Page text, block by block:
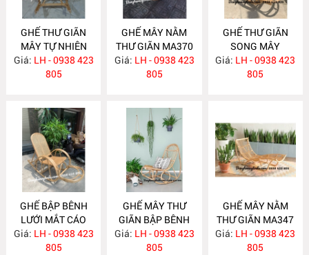
GHẾ THƯ GIÃN
MÂY TỰ NHIÊN
MA383
Giá: LH - 0938 423
805
GHẾ MÂY NẰM
THƯ GIÃN MA370
Giá: LH - 0938 423
805
GHẾ THƯ GIÃN
SONG MÂY
MA365
Giá: LH - 0938 423
805
GHẾ BẬP BÊNH
LƯỚI MẮT CÁO
MA363
Giá: LH - 0938 423
805
GHẾ MÂY THƯ
GIÃN BẬP BÊNH
MA348
Giá: LH - 0938 423
805
GHẾ MÂY NẰM
THƯ GIÃN MA347
Giá: LH - 0938 423
805